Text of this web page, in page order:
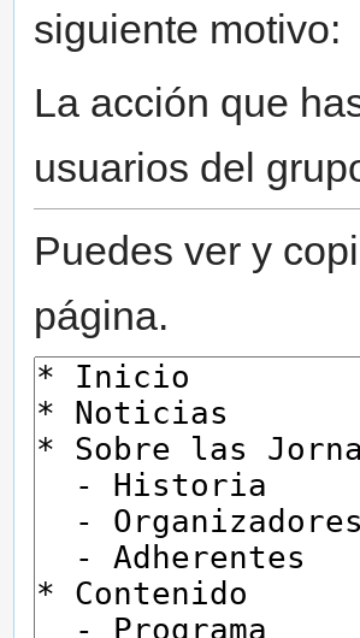
siguiente motivo:
La acción que
usuarios del
Puedes ver y
página.